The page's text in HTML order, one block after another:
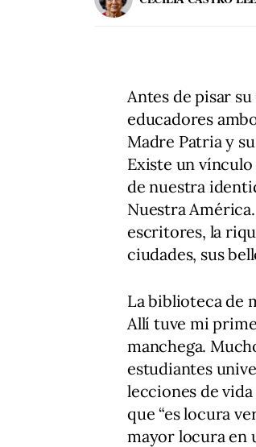
Antes de pisar
educadores
Madre Patria y
Existe un
de nuestra
Nuestra
escritores, la
ciudades, sus
La biblioteca de
Allí tuve mi
manchega.
estudiantes
lecciones de
que “es locura
mayor locura en